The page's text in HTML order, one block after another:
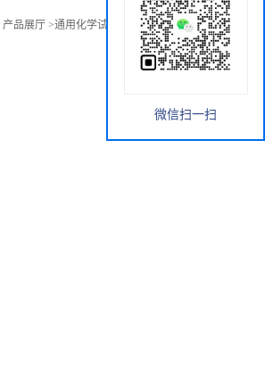
产品展厅 >通用化学试剂 2-溴-5-氯苯酚
微信扫一扫